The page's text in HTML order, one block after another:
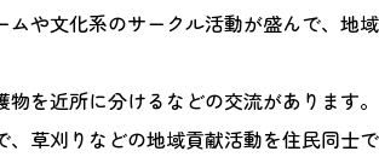
ムや文化系のサークル活動が盛んで、地
を近所に分けるなどの交流があります。
草刈りなどの地域貢献活動を住民同士